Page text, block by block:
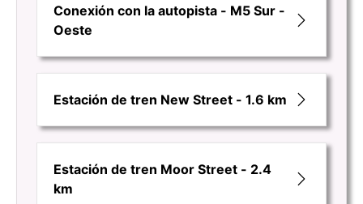
Conexión con la autopista - M5 Sur -
Oeste
Estación de tren New Street - 1.6 km
Estación de tren Moor Street - 2.4
km